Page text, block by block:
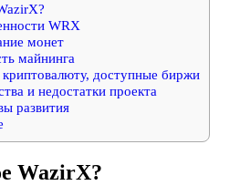
WRX
монет
майнинга
криптовалюту, доступные биржи
и недостатки проекта
развития
WazirX?